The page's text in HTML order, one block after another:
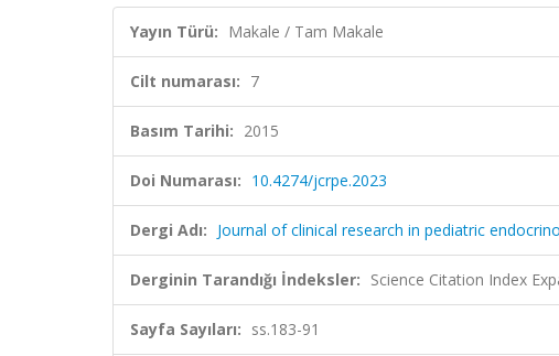
Yayın Türü: Makale / Tam Makale
Cilt numarası: 7
Basım Tarihi: 2015
Doi Numarası: 10.4274/jcrpe.2023
Dergi Adı: Journal of clinical research in pediatric
Derginin Tarandığı İndeksler: Science Citation Index
Sayfa Sayıları: ss.183-91